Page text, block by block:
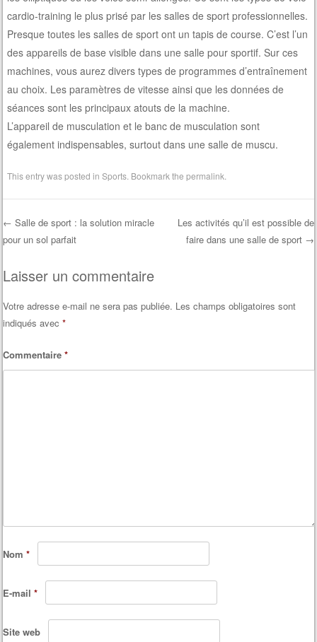
cardio-training le plus prisé par les salles de sport professionnelles.
Presque toutes les salles de sport ont un tapis de course. C’est l’un
des appareils de base visible dans une salle pour sportif. Sur ces
machines, vous aurez divers types de programmes d’entraînement
au choix. Les paramètres de vitesse ainsi que les données de
séances sont les principaux atouts de la machine.
L’appareil de musculation et le banc de musculation sont
également indispensables, surtout dans une salle de muscu.
This entry was posted inSports . Bookmark thepermalink
Post navigation
← Salle de sport : la solution miracle
pour un sol parfait
Les activités qu’il est possible de
faire dans une salle de sport →
Laisser un commentaire
Votre adresse e-mail ne sera pas publiée. Les champs obligatoires sont
indiqués avec*
Commentaire*
Nom*
E-mail*
Site web